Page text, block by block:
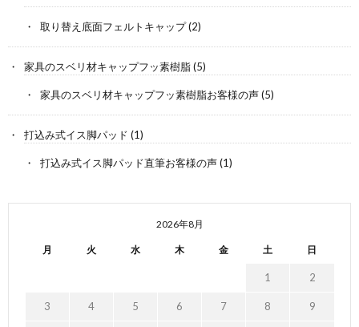
取り替え底面フェルトキャップ(2)
家具のスベリ材キャップフッ素樹脂(5)
家具のスベリ材キャップフッ素樹脂お客様の声(5)
打込み式イス脚パッド (1)
打込み式イス脚パッド直筆お客様の声(1)
2026年8月
月 火 水 木 金 土 日
1 2
3 4 5 6 7 8 9